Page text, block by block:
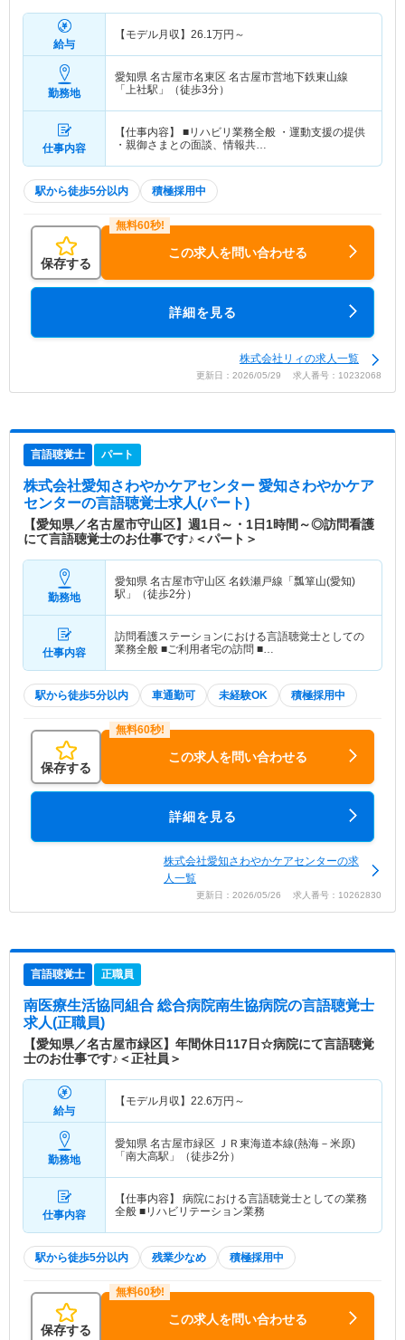
給与
【モデル月収】 26.1万円～
勤務地
愛知県 名古屋市名東区 名古屋市営地下鉄東山線
「上社駅」（徒歩3分）
仕事内容
【仕事内容】 ■リハビリ業務全般 ・運動支援の提供
・親御さまとの面談、情報共…
駅から徒歩5分以内 積極採用中
保存する
この求人を問い合わせる
詳細を見る
株式会社リィの求人一覧
更新日：2026/05/29 求人番号：10232068
言語聴覚士 パート
株式会社愛知さわやかケアセンター 愛知さわやかケア
センターの言語聴覚士求人(パート)
【愛知県／名古屋市守山区】週1日～・1日1時間～◎訪問看護
にて言語聴覚士のお仕事です♪＜パート＞
勤務地
愛知県 名古屋市守山区 名鉄瀬戸線「瓢箪山(愛知)
駅」（徒歩2分）
仕事内容
訪問看護ステーションにおける言語聴覚士としての
業務全般 ■ご利用者宅の訪問 ■…
駅から徒歩5分以内 車通勤可 未経験OK 積極採用中
保存する
この求人を問い合わせる
詳細を見る
株式会社愛知さわやかケアセンターの求
人一覧
更新日：2026/05/26 求人番号：10262830
言語聴覚士 正職員
南医療生活協同組合 総合病院南生協病院の言語聴覚士
求人(正職員)
【愛知県／名古屋市緑区】年間休日117日☆病院にて言語聴覚
士のお仕事です♪＜正社員＞
給与
【モデル月収】 22.6万円～
勤務地
愛知県 名古屋市緑区 ＪＲ東海道本線(熱海－米原)
「南大高駅」（徒歩2分）
仕事内容
【仕事内容】 病院における言語聴覚士としての業務
全般 ■リハビリテーション業務
駅から徒歩5分以内 残業少なめ 積極採用中
保存する
この求人を問い合わせる